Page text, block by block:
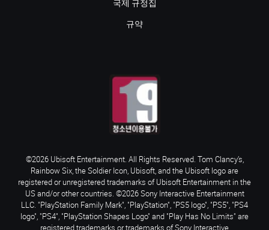
국제 규정집
규약
©2026 Ubisoft Entertainment. All Rights Reserved. Tom Clancy’s,
Rainbow Six, the Soldier Icon, Ubisoft, and the Ubisoft logo are
registered or unregistered trademarks of Ubisoft Entertainment in the
US and/or other countries. ©2026 Sony Interactive Entertainment
LLC. "PlayStation Family Mark", "PlayStation", "PS5 logo", "PS5", "PS4
logo", "PS4", "PlayStation Shapes Logo" and "Play Has No Limits" are
registered trademarks or trademarks of Sony Interactive